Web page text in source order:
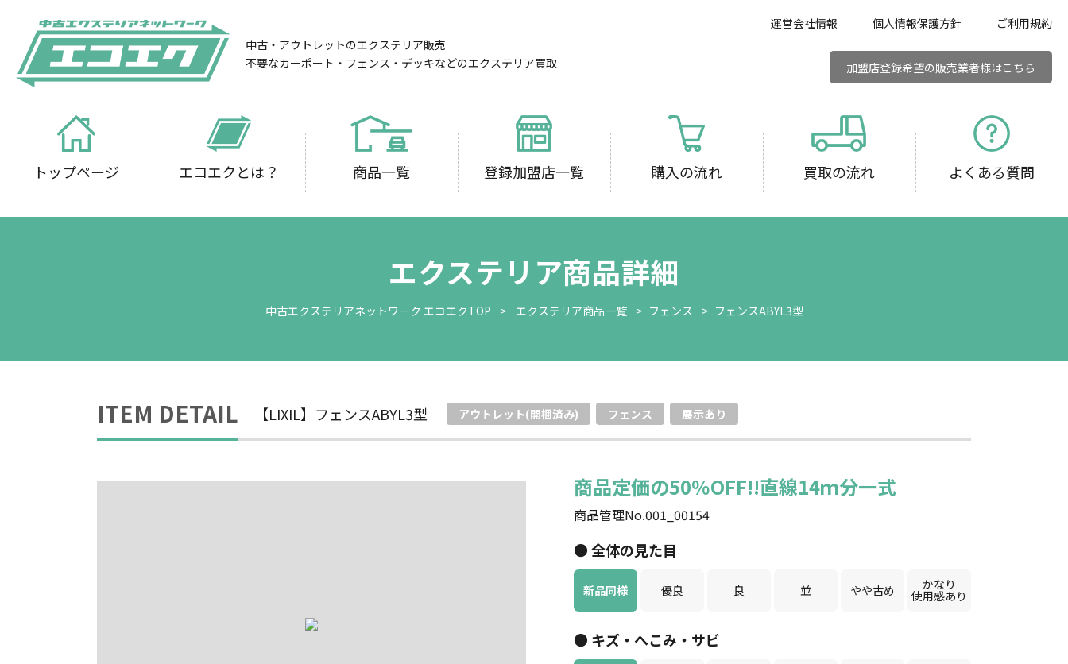
中古・アウトレットのエクステリア販売
不要なカーポート・フェンス・デッキなどのエクステリア買取
運営会社情報 個人情報保護方針 ご利用規約
加盟店登録希望の販売業者様はこちら
トップページ エコエクとは？ 商品一覧 登録加盟店一覧 購入の流れ 買取の流れ よくある質問
エクステリア商品詳細
中古エクステリアネットワーク エコエクTOP エクステリア商品一覧 フェンス フェンスABYL3型
ITEM DETAIL 【LIXIL】フェンスABYL3型 アウトレット(開梱済み) フェンス 展示あり
商品定価の50％OFF!!直線14ｍ分一式
商品管理No.001_00154
● 全体の見た目
新品同様 優良 良 並 やや古め かなり
使用感あり
● キズ・へこみ・サビ